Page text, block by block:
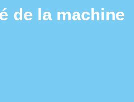
de la machine